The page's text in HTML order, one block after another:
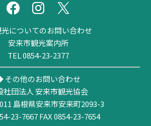
についてのお問い合わせ
安来市観光案内所
TEL 0854-23-2377
その他のお問い合わせ
社団法人 安来市観光協会
島根県安来市安来町2093-3
23-7667FAX 0854-23-7654